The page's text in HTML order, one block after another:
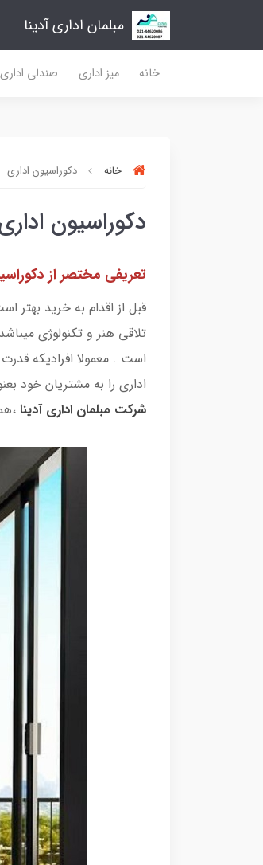
مبلمان اداری آدینا
خانه میز اداری صندلی اداری
خانه دکوراسیون اداری
دکوراسیون
تعریفی مختصر از
قبل از اقدام به خرید
تلاقی هنر و تکنولوژی
است . معمولا افرادیکه
اداری را به مشتریان خود
شرکت مبلمان اداری آدینا